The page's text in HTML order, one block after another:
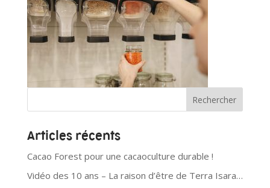
Articles récents
Cacao Forest pour une cacaoculture durable !
Vidéo des 10 ans – La raison d’être de Terra Isara…